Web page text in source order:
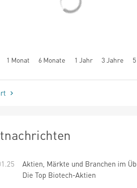
1 Monat 6 Monate 1 Jahr 3 Jahre
Aktien, Märkte und Branchen im
Die Top Biotech-Aktien